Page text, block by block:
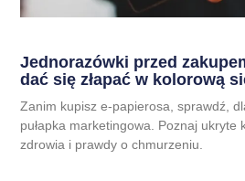
Jednorazówki przed
dać się złapać w kolorową
Zanim kupisz e-papierosa, sprawdź,
pułapka marketingowa. Poznaj ukryte
zdrowia i prawdy o chmurzeniu.